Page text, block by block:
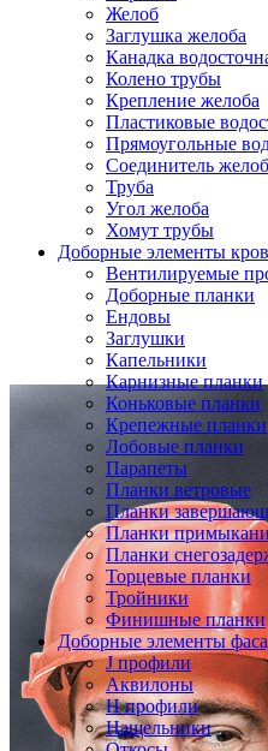
Желоб
Заглушка желоба
Канадка
Колено трубы
Крепление желоба
Пластиковые
Прямоугольные
Соединитель
Труба
Угол желоба
Хомут трубы
Доборные элементы
Вентилируемые
Доборные планки
Ендовы
Заглушки
Капельники
Карнизные планки
Коньковые планки
Крепежные планки
Лобовые планки
Парапеты
Планки ветровые
Планки
Планки
Планки
Торцевые планки
Тройники
Финишные планки
Доборные элементы
J профили
Аквилоны
Н профили
Нащельники